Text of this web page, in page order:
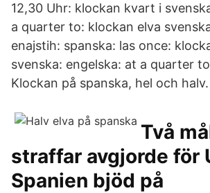
12,30 Uhr: klockan kvart i
a quarter to: klockan elva
enajstih: spanska: las once:
svenska: engelska: at a quarter
Klockan på spanska, hel och halv.
Två
straffar avgjorde för
Spanien bjöd på